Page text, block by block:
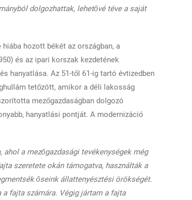
dolgozhattak, lehetővé téve a saját
hozott békét az országban, a
és az ipari korszak kezdetének
hanyatlása. Az 51-től 61-ig tartó évtizedben
tetőzött, amikor a déli lakosság
mezőgazdaságban dolgozó
hanyatlási pontját. A modernizáció
ahol a mezőgazdasági tevékenységek még
szeretete okán támogatva, használták a
őseink állattenyésztési örökségét.
fajta számára. Végig jártam a fajta